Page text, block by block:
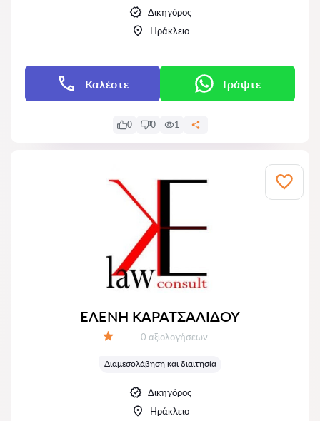
Δικηγόρος
Ηράκλειο
Καλέστε Γράψτε
0 0 1
ΕΛΕΝΗ ΚΑΡΑΤΣΑΛΙΔΟΥ
Αξιολογήσεις:
0 αξιολογήσεων
Διαμεσολάβηση και διαιτησία
Δικηγόρος
Ηράκλειο